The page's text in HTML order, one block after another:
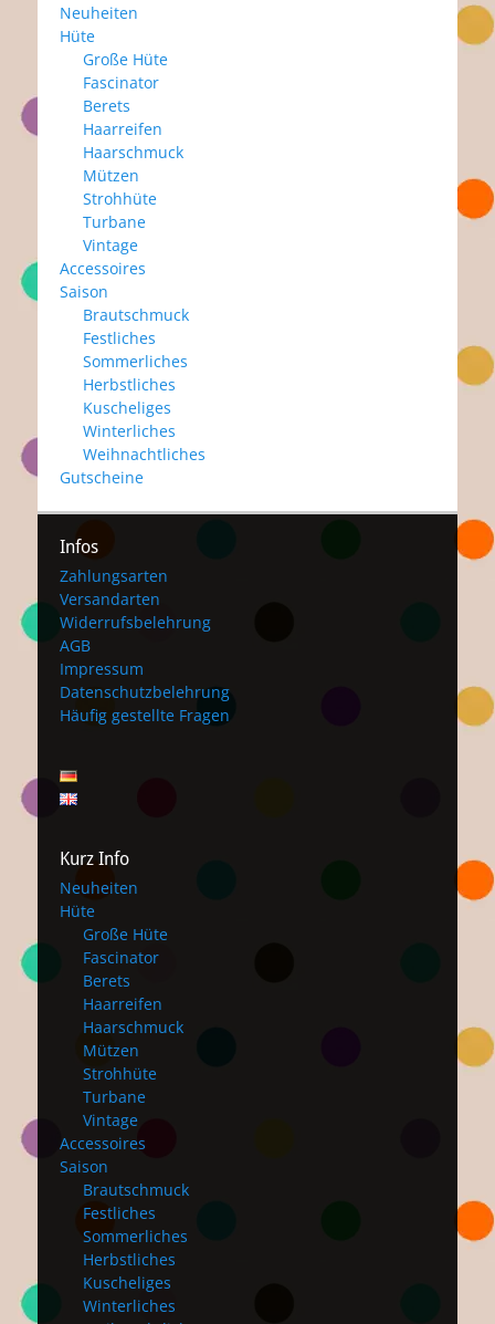
Neuheiten
Hüte
Große Hüte
Fascinator
Berets
Haarreifen
Haarschmuck
Mützen
Strohhüte
Turbane
Vintage
Accessoires
Saison
Brautschmuck
Festliches
Sommerliches
Herbstliches
Kuscheliges
Winterliches
Weihnachtliches
Gutscheine
Infos
Zahlungsarten
Versandarten
Widerrufsbelehrung
AGB
Impressum
Datenschutzbelehrung
Häufig gestellte Fragen
Kurz Info
Neuheiten
Hüte
Große Hüte
Fascinator
Berets
Haarreifen
Haarschmuck
Mützen
Strohhüte
Turbane
Vintage
Accessoires
Saison
Brautschmuck
Festliches
Sommerliches
Herbstliches
Kuscheliges
Winterliches